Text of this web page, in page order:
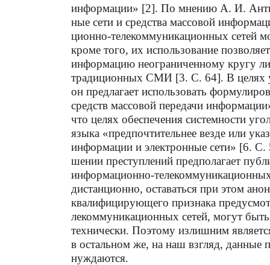
информации» [2]. По мнению А. И.
ные сети и средства массовой
ционно-телекоммуникационных сетей
кроме того, их использование
информацию неограниченному кругу
традиционных СМИ [3. С. 64]. В целях
он предлагает использовать
средств массовой передачи
что целях обеспечения системности
языка «предпочтительнее везде или
информации и электронные сети» [6.
шении преступлений предполагает
информационно-
дистанционно, оставаться при этом
квалифицирующего признака
лекоммуникационных сетей, могут
технически. Поэтому излишним
в остальном же, на наш взгляд, данные
нуждаются.